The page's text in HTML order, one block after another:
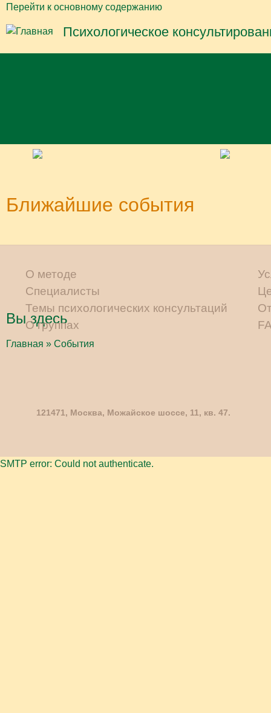
Перейти к основному содержанию
Психологическое
Вы здесь
Главная » События
Ближайшие события
О методе
Специалисты
Темы психологических консультаций
О группах
121471, Москва, Можайское шоссе, 11, кв. 47.
SMTP error: Could not authenticate.